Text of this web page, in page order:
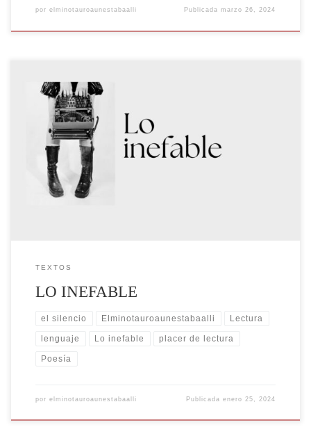
por elminotauroaunestabaalli Publicadamarzo 26, 2024
DEL SILENCIO AL SILENCIO “Sobre lo que no puede ser dicho es
sobre lo que la poesía no puede callarse” H. Mújica Es posible que la
necesidad de nombrar las cosas, lo que nos sucede o experimentamos
haya sido desde los comienzos el motor fundamental para el
surgimiento del lenguaje, […]
TEXTOS
LO INEFABLE
el silencio Elminotauroaunestabaalli Lectura
lenguaje Lo inefable placer de lectura
Poesía
por elminotauroaunestabaalli Publicadaenero 25, 2024